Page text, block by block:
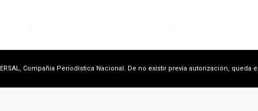
Compañia Periodística Nacional. De no existir previa autorización,